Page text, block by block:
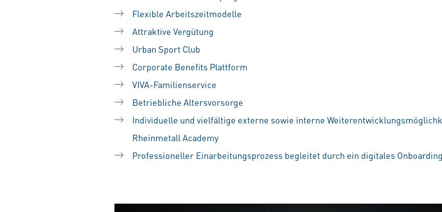
Flexible Arbeitszeitmodelle
Attraktive Vergütung
Urban Sport Club
Corporate Benefits Plattform
VIVA-Familienservice
Betriebliche Altersvorsorge
Individuelle und vielfältige externe sowie interne
Rheinmetall Academy
Professioneller Einarbeitungsprozess begleitet durch ein digitales